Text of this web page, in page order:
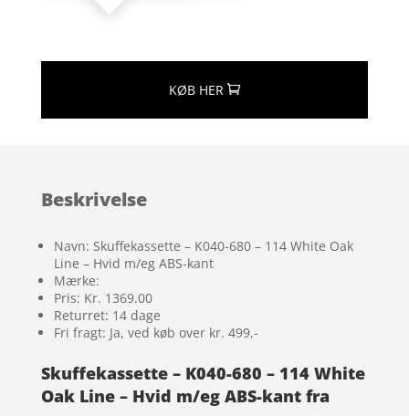
KØB HER
Beskrivelse
Navn: Skuffekassette – K040-680 – 114 White Oak
Line – Hvid m/eg ABS-kant
Mærke:
Pris: Kr. 1369.00
Returret: 14 dage
Fri fragt: Ja, ved køb over kr. 499,-
Skuffekassette – K040-680 – 114 White
Oak Line – Hvid m/eg ABS-kant fra